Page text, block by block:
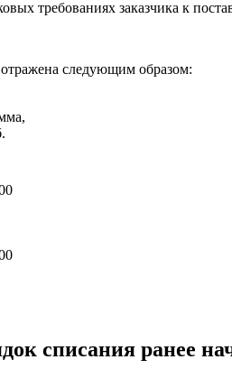
требованиях заказчика к
отражена следующим образом:
списания ранее